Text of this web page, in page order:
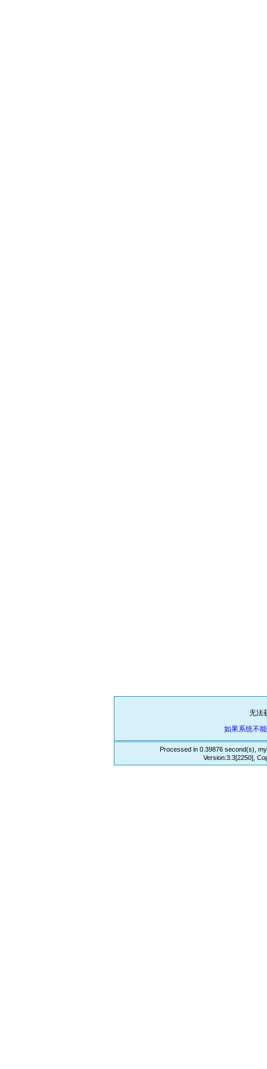
无法
如果系统不
Processed in 0.39876 second(s),
Version:3.3[2250],